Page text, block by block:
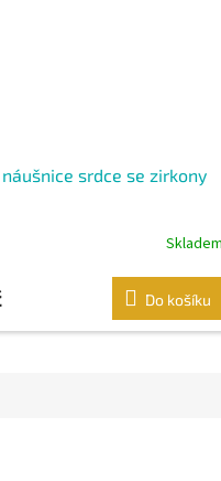
srdce se zirkony
Skladem
Do košíku